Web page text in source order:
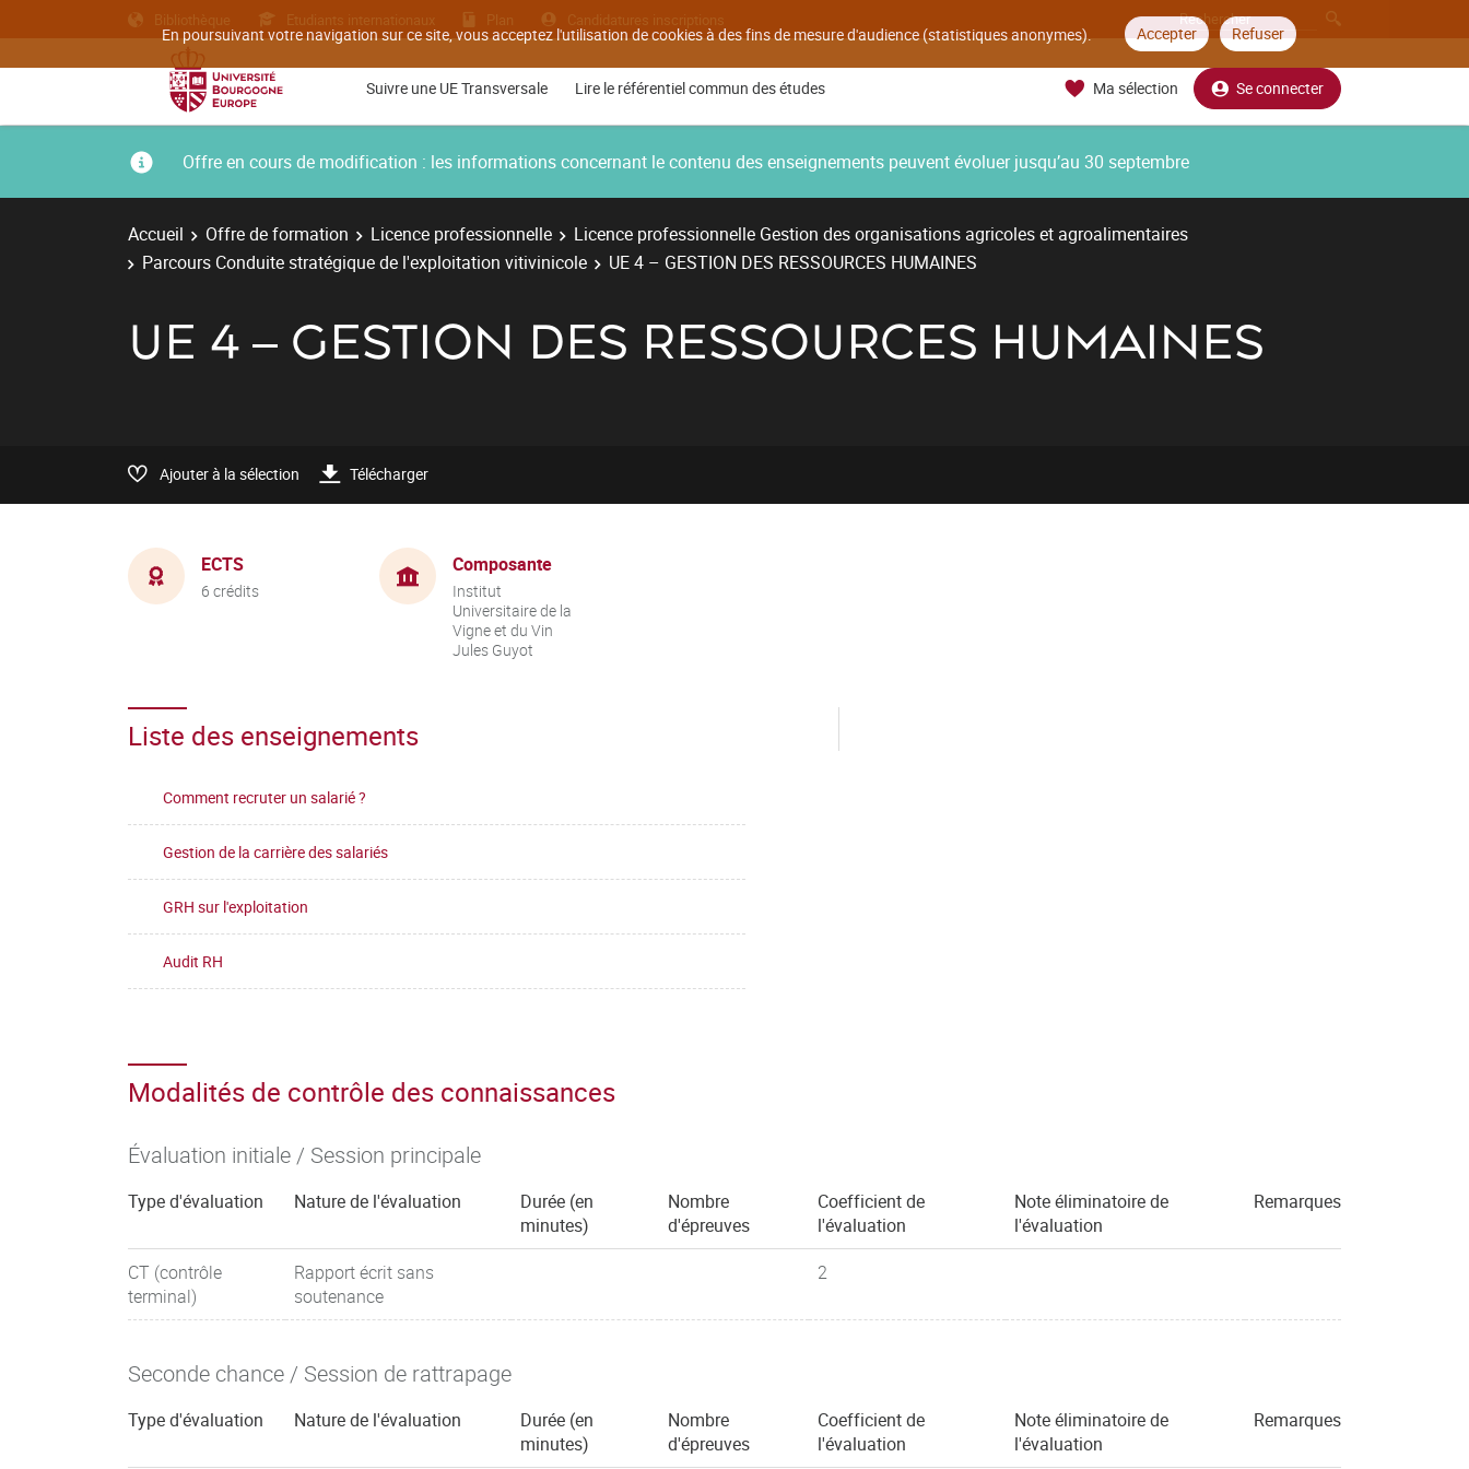
En poursuivant votre navigation sur ce site, vous acceptez l'utilisation de cookies à des fins de mesure d'audience (statistiques anonymes). Accepter Refuser
Bibliothèque Etudiants internationaux Plan Candidatures inscriptions
Suivre une UE Transversale Lire le référentiel commun des études Ma sélection Se connecter
Offre en cours de modification : les informations concernant le contenu des enseignements peuvent évoluer jusqu’au 30 septembre
Accueil Offre de formation Licence professionnelle
Licence professionnelle Gestion des organisations agricoles et agroalimentaires
Parcours Conduite stratégique de l'exploitation vitivinicole
UE 4 – GESTION DES RESSOURCES HUMAINES
UE 4 – GESTION DES RESSOURCES HUMAINES
Ajouter à la sélection Télécharger
ECTS
6 crédits
Composante
Institut
Universitaire de la
Vigne et du Vin
Jules Guyot
Liste des enseignements
Comment recruter un salarié ?
Gestion de la carrière des salariés
GRH sur l'exploitation
Audit RH
Modalités de contrôle des connaissances
Évaluation initiale / Session principale
Type d'évaluation Nature de l'évaluation
Durée (en
minutes)
Nombre
d'épreuves
Coefficient de
l'évaluation
Note éliminatoire de
l'évaluation
Remarques
CT (contrôle
terminal)
Rapport écrit sans
soutenance
2
Seconde chance / Session de rattrapage
Type d'évaluation Nature de l'évaluation
Durée (en
minutes)
Nombre
d'épreuves
Coefficient de
l'évaluation
Note éliminatoire de
l'évaluation
Remarques